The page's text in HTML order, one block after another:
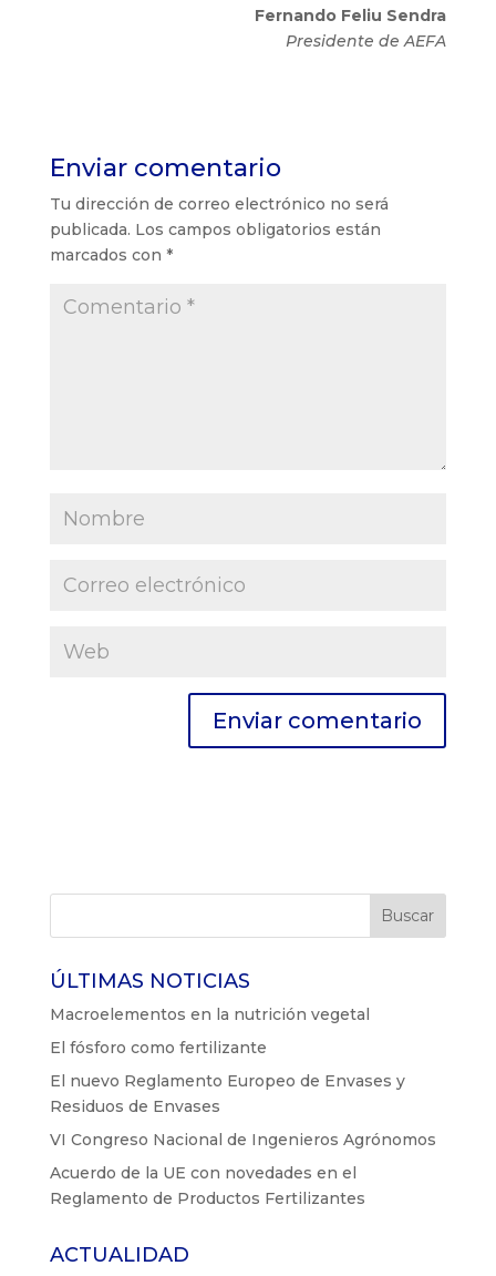
Fernando Feliu Sendra
Presidente de AEFA
Enviar comentario
Tu dirección de correo electrónico no será
publicada. Los campos obligatorios están
marcados con *
ÚLTIMAS NOTICIAS
Macroelementos en la nutrición vegetal
El fósforo como fertilizante
El nuevo Reglamento Europeo de Envases y
Residuos de Envases
VI Congreso Nacional de Ingenieros Agrónomos
Acuerdo de la UE con novedades en el
Reglamento de Productos Fertilizantes
ACTUALIDAD